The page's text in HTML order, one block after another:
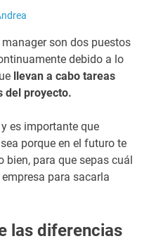
son dos puestos
debido a lo
llevan a cabo tareas
del proyecto.
y es importante que
porque en el futuro te
bien, para que sepas cuál
para sacarla
las diferencias